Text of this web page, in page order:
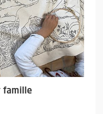
famille